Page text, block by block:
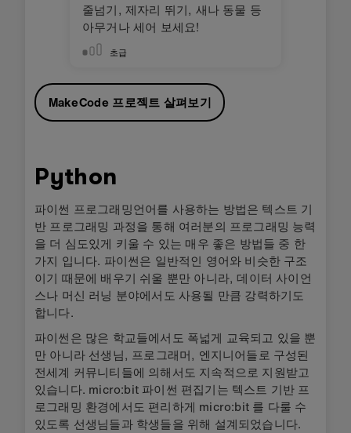
줄넘기, 제자리 뛰기, 새나 동물 등
아무거나 세어 보세요!
초급
MakeCode 프로젝트 살펴보기
Python
파이썬 프로그래밍언어를 사용하는 방법은 텍스트 기
반 프로그래밍 과정을 통해 여러분의 프로그래밍 능력
을 더 심도있게 키울 수 있는 매우 좋은 방법들 중 한
가지 입니다. 파이썬은 일반적인 영어와 비슷한 구조
이기 때문에 배우기 쉬울 뿐만 아니라, 데이터 사이언
스나 머신 러닝 분야에서도 사용될 만큼 강력하기도
합니다.
파이썬은 많은 학교들에서도 폭넓게 교육되고 있을 뿐
만 아니라 선생님, 프로그래머, 엔지니어들로 구성된
전세계 커뮤니티들에 의해서도 지속적으로 지원받고
있습니다. micro:bit 파이썬 편집기는 텍스트 기반 프
로그래밍 환경에서도 편리하게 micro:bit 를 다룰 수
있도록 선생님들과 학생들을 위해 설계되었습니다.